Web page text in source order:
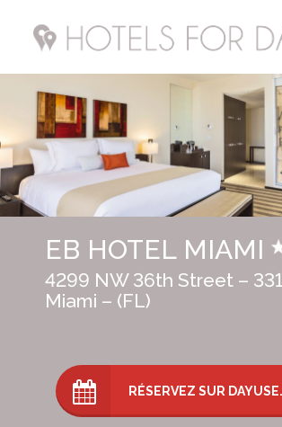
Accueil
Hotels FR
Hotels UK
Hotels USA
EB HOTEL MIAMI
4299 NW 36th Street –
Miami – (FL)
RÉSERVEZ SUR